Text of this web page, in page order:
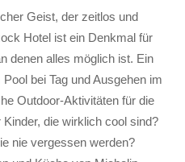
Geist, der zeitlos und
Hotel ist ein Denkmal für
denen alles möglich ist. Ein
bei Tag und Ausgehen im
Outdoor-Aktivitäten für die
die wirklich cool sind?
nie vergessen werden?